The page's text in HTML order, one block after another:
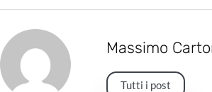
Massimo
Tutti i post